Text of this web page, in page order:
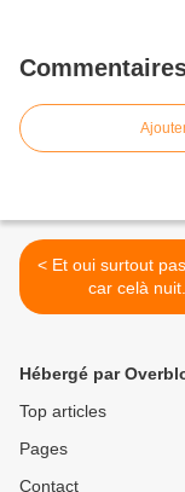
< Et oui surtout pas de livre
car celà nuit...
Hébergé par
Top articles
Pages
Contact